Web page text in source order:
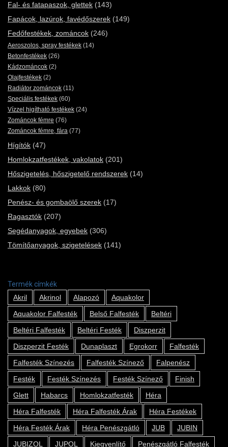
Fal- és fatapaszok, glettek (143)
Fapácok, lazúrok, favédőszerek (149)
Fedőfestékek, zománcok (246)
Aeroszolos, spray festékek (14)
Betonfestékek (26)
Kádzománcok (2)
Olajfestékek (2)
Radiátor zománcok (11)
Speciális festékek (60)
Vízzel higítható festékek (24)
Zománcok fémre (76)
Zománcok fémre, fára (77)
Hígítók (47)
Homlokzatfestékek, vakolatok (201)
Hőszigetelés, hőszigetelő rendszerek (14)
Lakkok (80)
Penész- és gombaölő szerek (17)
Ragasztók (207)
Segédanyagok, egyebek (306)
Tömítőanyagok, szigetelések (141)
Termék címkék
Akril
Akrinol Alapozó
Aquakolor
Aquakolor Falfesték
Belső Falfesték
Beltéri
Beltéri Falfesték
Beltéri Festék
Diszperzit
Diszperzit Festék
Dunaplaszt Egrokorr
Falfesték
Falfesték Színezés
Falfesték Színező
Falpenész
Festék
Festék Színezés Festék Színező
Finish
Glett
Habarcs Homlokzatfesték
Héra
Héra Falfesték
Héra Falfesték Árak
Héra Festékek
Héra Festék Árak
Héra Penészgátló JUB
JUBIN
JUBIZOL
JUPOL Kiegyenlítő
Penészgátló Falfesték